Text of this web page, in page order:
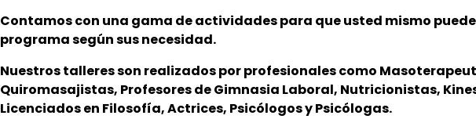
Contamos con una gama de actividades para que usted mismo
programa según sus necesidad.
Nuestros talleres son realizados por profesionales como
Quiromasajistas, Profesores de Gimnasia Laboral, Nutricionistas,
Licenciados en Filosofía, Actrices, Psicólogos y Psicólogas.